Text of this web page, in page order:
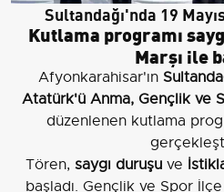
Sultandağı'nda 19
Kutlama programı
Marşı ile
Afyonkarahisar'ın
Atatürk'ü Anma, Gençlik ve
düzenlenen kutlama
Tören, saygı duruşuve
başladı. Gençlik ve Spor